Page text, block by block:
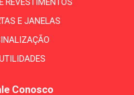
REVESTIMENTOS
E JANELAS
UTILIDADES
Conosco